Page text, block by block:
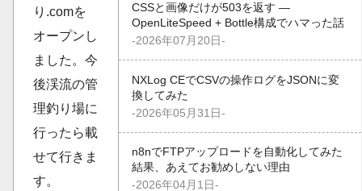
り.comを
オープンし
ました。今
後渓流の管
理釣り場に
行ったら載
せて行きま
す。
CSSと画像だけが503を返す —
OpenLiteSpeed + Bottle構成でハマった話
-2026年07月20日-
NXLog CEでCSVの操作ログをJSONに変
換してみた
-2026年05月31日-
n8nでFTPアップロードを自動化してみた
結果、あえてお勧めしない理由
-2026年04月1日-